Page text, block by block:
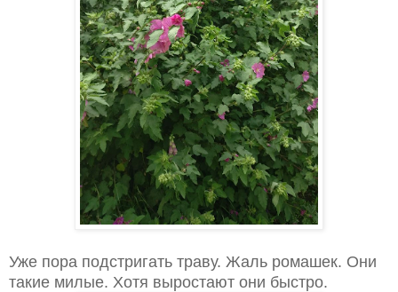
Уже пора подстригать траву. Жаль ромашек. Они
такие милые. Хотя выростают они быстро.